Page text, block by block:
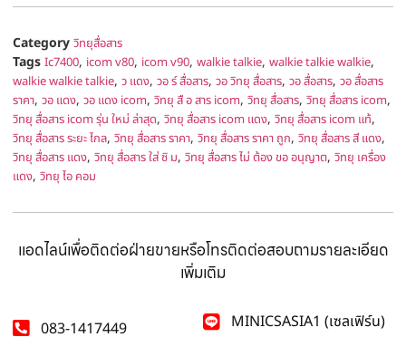
Category วิทยุสื่อสาร
Tags Ic7400, icom v80, icom v90, walkie talkie, walkie talkie walkie,
walkie walkie talkie, ว แดง, วอ ร์ สื่อสาร, วอ วิทยุ สื่อสาร, วอ สื่อสาร, วอ สื่อสาร
ราคา, วอ แดง, วอ แดง icom, วิทยุ สื อ สาร icom, วิทยุ สื่อสาร, วิทยุ สื่อสาร icom,
วิทยุ สื่อสาร icom รุ่น ใหม่ ล่าสุด, วิทยุ สื่อสาร icom แดง, วิทยุ สื่อสาร icom แท้,
วิทยุ สื่อสาร ระยะ ไกล, วิทยุ สื่อสาร ราคา, วิทยุ สื่อสาร ราคา ถูก, วิทยุ สื่อสาร สี แดง,
วิทยุ สื่อสาร แดง, วิทยุ สื่อสาร ใส่ ซิ ม, วิทยุ สื่อสาร ไม่ ต้อง ขอ อนุญาต, วิทยุ เครื่อง
แดง, วิทยุ ไอ คอม
แอดไลน์เพื่อติดต่อฝ่ายขายหรือโทรติดต่อสอบถามรายละเอียด
เพิ่มเติม
083-1417449
MINICSASIA1 (เซลเฟิร์น)